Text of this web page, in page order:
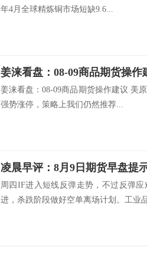
年4月全球精炼铜市场短缺9.6...
姜涞看盘：08-09商品期货操作
姜涞看盘：08-09商品期货操作建议 美
强势涨停，策略上我们仍然推荐...
凌晨早评：8月9日期货早盘提
周四IF进入短线反弹走势，不过反弹
进，杀跌阶段做好空单离场计划。工业